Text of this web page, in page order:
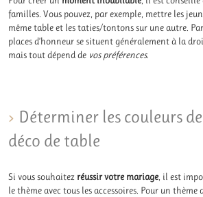
familles. Vous pouvez, par exemple, mettre les
même table et les taties/tontons sur une autre.
places d’honneur se situent généralement à la
mais tout dépend de vos préférences.
Déterminer les couleurs
déco de table
Si vous souhaitez réussir votre mariage, il est
le thème avec tous les accessoires. Pour un thème